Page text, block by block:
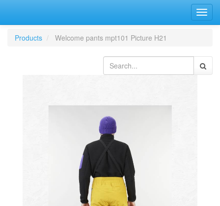
la
Products Welcome pants mpt101 Picture H21